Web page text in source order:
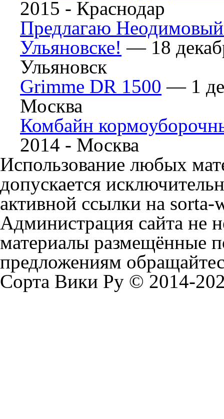
2015 - Краснодар
Предлагаю
Ульяновске! — 18
Ульяновск
Grimme DR 1500 — 1
Москва
Комбайн
2014 - Москва
Использование любых
допускается
активной ссылки на
Администрация сайта не
материалы размещённые
предложениям
Сорта Вики Ру © 2014-